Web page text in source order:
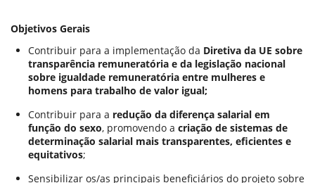
Objetivos Gerais
Contribuir para a implementação da Diretiva da UE sobre
transparência remuneratória e da legislação nacional
sobre igualdade remuneratória entre mulheres e
homens para trabalho de valor igual;
Contribuir para a redução da diferença salarial em
função do sexo, promovendo a criação de sistemas de
determinação salarial mais transparentes, eficientes e
equitativos;
Sensibilizar os/as principais beneficiários do projeto sobre